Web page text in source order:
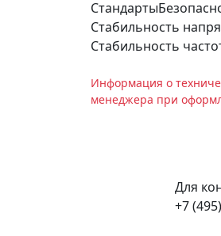
Стандарты
Стабильность
Стабильность
Информация о
менеджера при
Для
+7